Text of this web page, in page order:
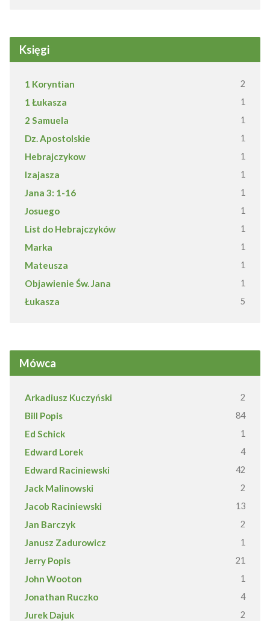
Księgi
1 Koryntian 2
1 Łukasza 1
2 Samuela 1
Dz. Apostolskie 1
Hebrajczykow 1
Izajasza 1
Jana 3: 1-16 1
Josuego 1
List do Hebrajczyków 1
Marka 1
Mateusza 1
Objawienie Św. Jana 1
Łukasza 5
Mówca
Arkadiusz Kuczyński 2
Bill Popis 84
Ed Schick 1
Edward Lorek 4
Edward Raciniewski 42
Jack Malinowski 2
Jacob Raciniewski 13
Jan Barczyk 2
Janusz Zadurowicz 1
Jerry Popis 21
John Wooton 1
Jonathan Ruczko 4
Jurek Dajuk 2